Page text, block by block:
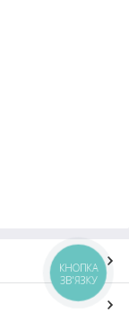
КНОПКА
ЗВ'ЯЗКУ